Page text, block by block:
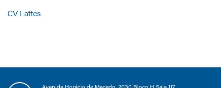
CV Lattes